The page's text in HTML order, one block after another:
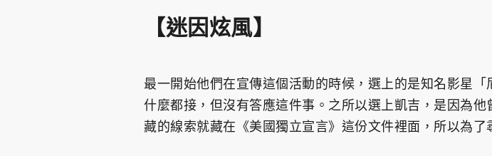
【迷因炫風】
最一開始他們在宣傳這個活動的時候，選上的是知名影星
什麼都接，但沒有答應這件事。之所以選上凱吉，是因為
藏的線索就藏在《美國獨立宣言》這份文件裡面，所以為了